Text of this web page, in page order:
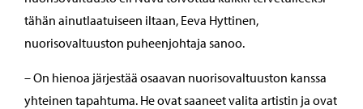
tähän ainutlaatuiseen iltaan, Eeva Hyttinen,
nuorisovaltuuston puheenjohtaja sanoo.
– On hienoa järjestää osaavan nuorisovaltuuston kanssa
yhteinen tapahtuma. He ovat saaneet valita artistin ja ovat